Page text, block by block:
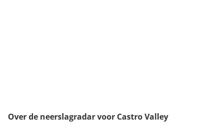
Over de neerslagradar voor Castro Valley